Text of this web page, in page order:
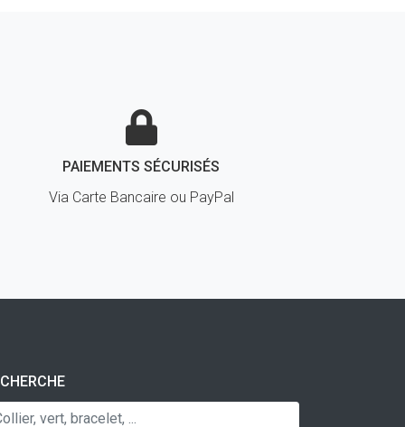
PAIEMENTS SÉCURISÉS
Via Carte Bancaire ou PayPal